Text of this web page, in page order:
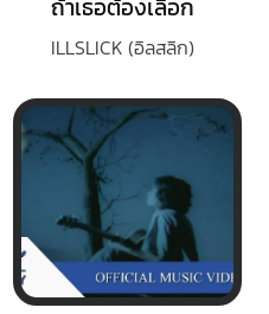
ILLSLICK (อิลสลิก)